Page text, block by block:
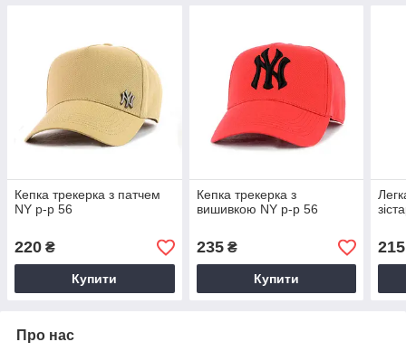
Кепка трекерка з патчем
NY р-р 56
220 ₴
Купити
Кепка трекерка з
вишивкою NY р-р 56
235₴
Купити
215
Про нас